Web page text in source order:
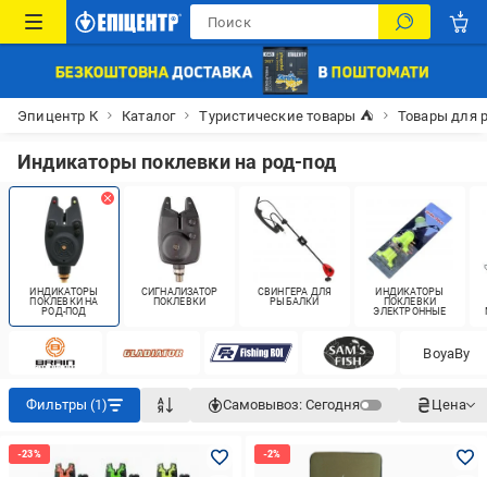
Эпицентр К Каталог Туристические товары ⛺ Товары для
Индикаторы поклевки на род-под
ИНДИКАТОРЫ
ПОКЛЕВКИ НА
РОД-ПОД
СИГНАЛИЗАТОР
ПОКЛЕВКИ
СВИНГЕРА ДЛЯ
РЫБАЛКИ
ИНДИКАТОРЫ
ПОКЛЕВКИ
ЭЛЕКТРОННЫЕ
BoyaBy
Фильтры (1) Самовывоз: Сегодня Цена